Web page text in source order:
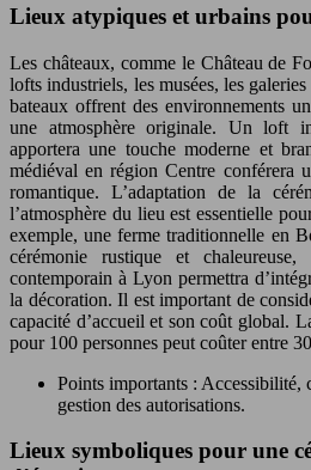
Lieux atypiques et urbains
Les châteaux, comme le Château de
lofts industriels, les musées, les
bateaux offrent des environnements
une atmosphère originale. Un loft
apportera une touche moderne et
médiéval en région Centre conférera
romantique. L’adaptation de la
l’atmosphère du lieu est essentielle
exemple, une ferme traditionnelle en
cérémonie rustique et
contemporain à Lyon permettra
la décoration. Il est important de
capacité d’accueil et son coût global.
pour 100 personnes peut coûter entre
Points importants : Accessibilité,
gestion des autorisations.
Lieux symboliques pour une